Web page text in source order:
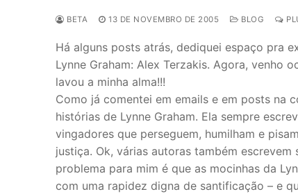
BETA 13 DE NOVEMBRO DE 2005 BLOG
Há alguns posts atrás, dediquei espaço pra
Lynne Graham: Alex Terzakis. Agora, venho
lavou a minha alma!!!
Como já comentei em emails e em posts na
histórias de Lynne Graham. Ela sempre
vingadores que perseguem, humilham e
justiça. Ok, várias autoras também escrevem
problema para mim é que as mocinhas da
com uma rapidez digna de santificação – e